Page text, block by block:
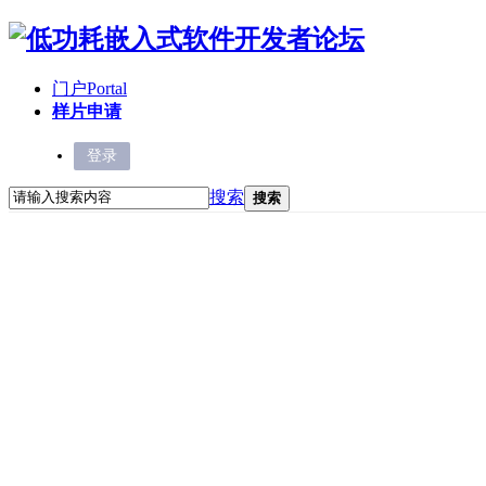
门户Portal
样片申请
登录
搜索 搜索